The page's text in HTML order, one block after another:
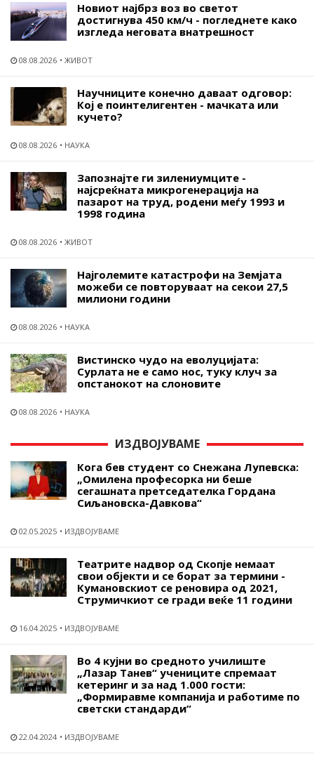
Новиот најбрз воз во светот
достигнува 450 км/ч - погледнете како
изгледа неговата внатрешност
08.08.2026 ЖИВОТ
Научниците конечно даваат одговор:
Кој е поинтелигентен - мачката или
кучето?
08.08.2026 НАУКА
Запознајте ги зилениумците -
најсреќната микрогенерација на
пазарот на труд, родени меѓу 1993 и
1998 година
08.08.2026 ЖИВОТ
Најголемите катастрофи на Земјата
можеби се повторуваат на секои 27,5
милиони години
08.08.2026 НАУКА
Вистинско чудо на еволуцијата:
Сурлата не е само нос, туку клуч за
опстанокот на слоновите
08.08.2026 НАУКА
ИЗДВОЈУВАМЕ
Кога бев студент со Снежана Лупевска:
„Омилена професорка ни беше
сегашната претседателка Гордана
Сиљановска-Давкова“
02.05.2025 ИЗДВОЈУВАМЕ
Театрите надвор од Скопје немаат
свои објекти и се борат за термини -
Кумановскиот се реновира од 2021,
Струмичкиот се гради веќе 11 години
16.04.2025 ИЗДВОЈУВАМЕ
Во 4 кујни во средното училиште
„Лазар Танев“ учениците спремаат
кетеринг и за над 1.000 гости:
„Формиравме компанија и работиме по
светски стандарди“
22.04.2024 ИЗДВОЈУВАМЕ